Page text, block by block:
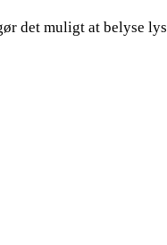
det muligt at belyse